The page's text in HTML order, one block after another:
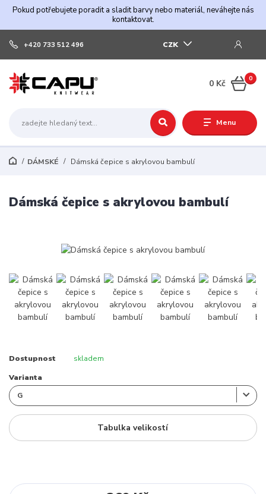
Pokud potřebujete poradit a sladit barvy nebo materiál, neváhejte nás
kontaktovat.
Menu
CZK
+420 733 512 496
0
0 Kč
DÁMSKÉ Dámská čepice s akrylovou bambulí
Dámská čepice s akrylovou bambulí
Dostupnost skladem
Varianta
Tabulka velikostí